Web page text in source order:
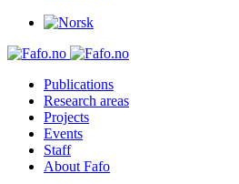
Publications
Research areas
Projects
Events
Staff
About Fafo